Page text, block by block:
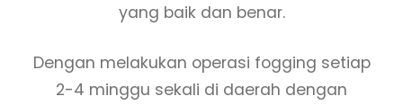
yang baik dan benar.
Dengan melakukan operasi fogging setiap
2-4 minggu sekali di daerah dengan